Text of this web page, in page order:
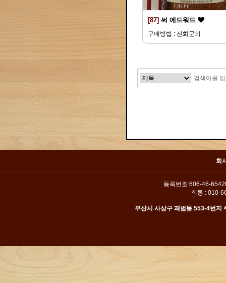
[87] 써 에드워드
구매방법 : 전화문의
회
등록번호:606-46-
직통 : 010-
부산시 사상구 괘법동 553-4번지